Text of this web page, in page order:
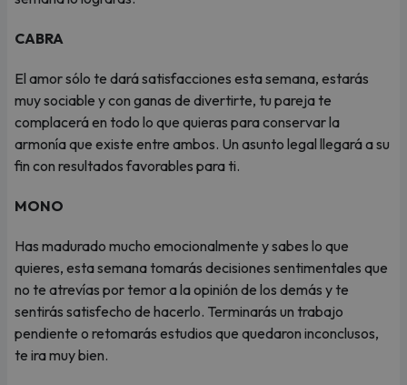
CABRA
El amor sólo te dará satisfacciones esta semana, estarás
muy sociable y con ganas de divertirte, tu pareja te
complacerá en todo lo que quieras para conservar la
armonía que existe entre ambos. Un asunto legal llegará a su
fin con resultados favorables para ti.
MONO
Has madurado mucho emocionalmente y sabes lo que
quieres, esta semana tomarás decisiones sentimentales que
no te atrevías por temor a la opinión de los demás y te
sentirás satisfecho de hacerlo. Terminarás un trabajo
pendiente o retomarás estudios que quedaron inconclusos,
te ira muy bien.